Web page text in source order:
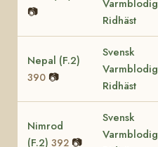
📷
Varmblodig
Ridhäst
Nepal (F.2)
390 📷
Svensk
Varmblodig
Ridhäst
Nimrod
(F.2) 392 📷
Svensk
Varmblodig